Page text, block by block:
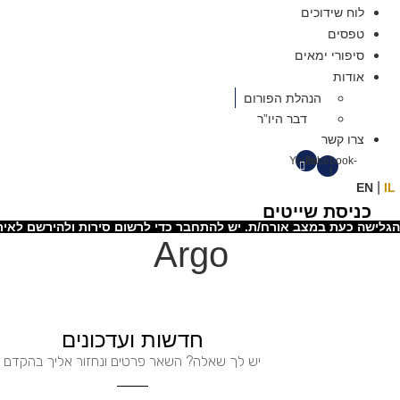
לוח שידוכים
טפסים
סיפורי ימאים
אודות
הנהלת הפורום
דבר היו”ר
צרו קשר
Facebook-
f
Youtube
EN IL
כניסת שייטים
הגלישה כעת במצב אורח/ת. יש להתחבר כדי לרשום סירות ולהירשם
Argo
חדשות ועדכונים
יש לך שאלה? השאר פרטים ונחזור אליך בהקדם